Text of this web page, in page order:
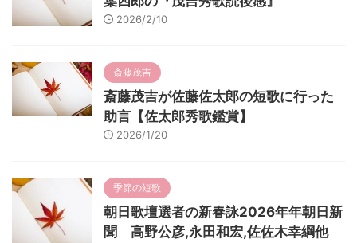
2026/2/10
斎藤茂吉
斎藤茂吉が佐藤佐太郎の短歌に行った
助言【佐太郎秀歌鑑賞】
2026/1/20
季節の短歌
朝日歌壇選者の新春詠2026年年朝日新
聞 高野公彦,永田和宏,佐佐木幸綱他